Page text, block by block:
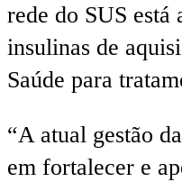
rede do SUS está
insulinas de
Saúde para
“A atual gestão
em fortalecer e